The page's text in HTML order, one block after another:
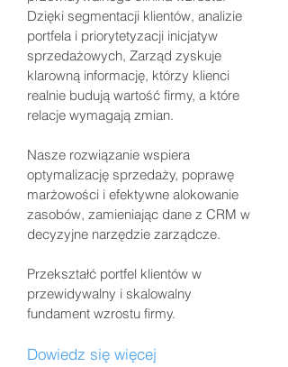
Dzięki segmentacji klientów, analizie
portfela i priorytetyzacji inicjatyw
sprzedażowych, Zarząd zyskuje
klarowną informację, którzy klienci
realnie budują wartość firmy, a które
relacje wymagają zmian.
Nasze rozwiązanie wspiera
optymalizację sprzedaży, poprawę
marżowości i efektywne alokowanie
zasobów, zamieniając dane z CRM w
decyzyjne narzędzie zarządcze.
Przekształć portfel klientów w
przewidywalny i skalowalny
fundament wzrostu firmy.
Dowiedz się więcej